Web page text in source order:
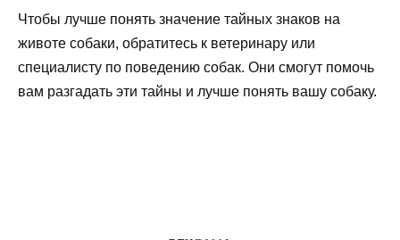
Чтобы лучше понять значение тайных знаков на
животе собаки, обратитесь к ветеринару или
специалисту по поведению собак. Они смогут помочь
вам разгадать эти тайны и лучше понять вашу собаку.